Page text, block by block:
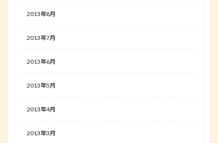
2013年8月
2013年7月
2013年6月
2013年5月
2013年4月
2013年3月